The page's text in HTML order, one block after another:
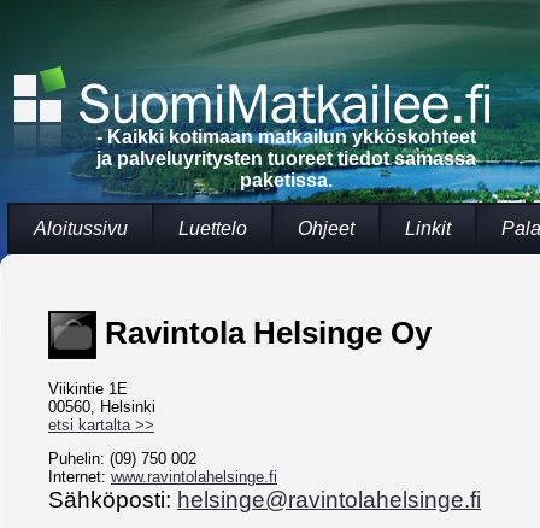
- Kaikki kotimaan matkailun ykköskohteet
ja palveluyritysten tuoreet tiedot samassa
paketissa.
Aloitussivu Luettelo Ohjeet Linkit
Ravintola Helsinge Oy
Viikintie 1E
00560, Helsinki
etsi kartalta >>
Puhelin: (09) 750 002
Internet: www.ravintolahelsinge.fi
Sähköposti: helsinge@ravintolahelsinge.fi